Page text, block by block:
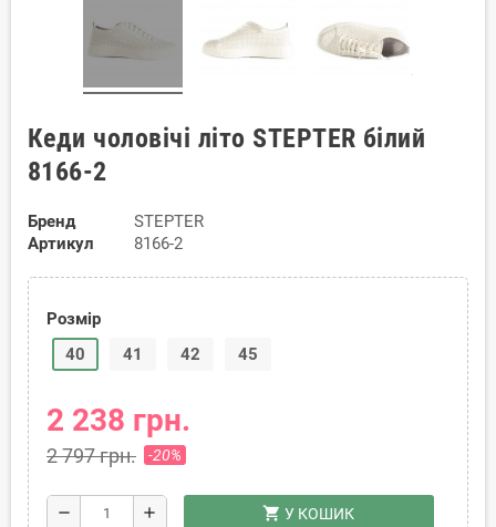
Кеди чоловічі літо STEPTER білий
8166-2
Бренд
STEPTER
Артикул
8166-2
Розмір
40
41 42 45
2 238 грн.
2 797 грн. -20%
remove add shopping_cart У КОШИК